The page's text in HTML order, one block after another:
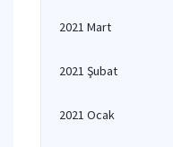
2021 Mart
2021 Şubat
2021 Ocak